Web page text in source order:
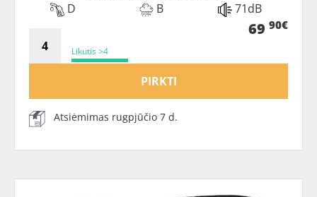
D
B 71dB
Likutis >4
69 90€
PIRKTI
Atsiėmimas rugpjūčio 7 d.